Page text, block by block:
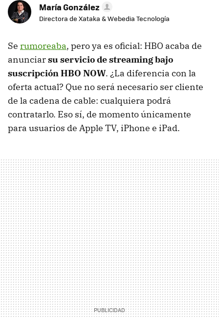
María González
Directora de Xataka & Webedia Tecnología
Se rumoreaba, pero ya es oficial: HBO acaba de
anunciarsu servicio de streaming bajo
suscripción HBO NOW. ¿La diferencia con la
oferta actual? Que no será necesario ser cliente
de la cadena de cable: cualquiera podrá
contratarlo. Eso sí, de momento únicamente
para usuarios de Apple TV, iPhone e iPad.